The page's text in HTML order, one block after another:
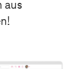
aus